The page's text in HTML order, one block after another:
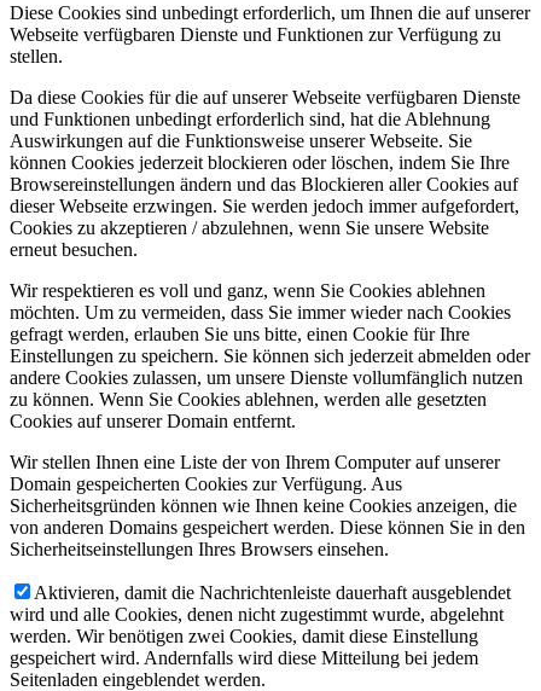
Diese Cookies sind unbedingt erforderlich, um Ihnen die auf unserer
Webseite verfügbaren Dienste und Funktionen zur Verfügung zu
stellen.
Da diese Cookies für die auf unserer Webseite verfügbaren Dienste
und Funktionen unbedingt erforderlich sind, hat die Ablehnung
Auswirkungen auf die Funktionsweise unserer Webseite. Sie
können Cookies jederzeit blockieren oder löschen, indem Sie Ihre
Browsereinstellungen ändern und das Blockieren aller Cookies auf
dieser Webseite erzwingen. Sie werden jedoch immer aufgefordert,
Cookies zu akzeptieren / abzulehnen, wenn Sie unsere Website
erneut besuchen.
Wir respektieren es voll und ganz, wenn Sie Cookies ablehnen
möchten. Um zu vermeiden, dass Sie immer wieder nach Cookies
gefragt werden, erlauben Sie uns bitte, einen Cookie für Ihre
Einstellungen zu speichern. Sie können sich jederzeit abmelden oder
andere Cookies zulassen, um unsere Dienste vollumfänglich nutzen
zu können. Wenn Sie Cookies ablehnen, werden alle gesetzten
Cookies auf unserer Domain entfernt.
Wir stellen Ihnen eine Liste der von Ihrem Computer auf unserer
Domain gespeicherten Cookies zur Verfügung. Aus
Sicherheitsgründen können wie Ihnen keine Cookies anzeigen, die
von anderen Domains gespeichert werden. Diese können Sie in den
Sicherheitseinstellungen Ihres Browsers einsehen.
Aktivieren, damit die Nachrichtenleiste dauerhaft ausgeblendet
wird und alle Cookies, denen nicht zugestimmt wurde, abgelehnt
werden. Wir benötigen zwei Cookies, damit diese Einstellung
gespeichert wird. Andernfalls wird diese Mitteilung bei jedem
Seitenladen eingeblendet werden.